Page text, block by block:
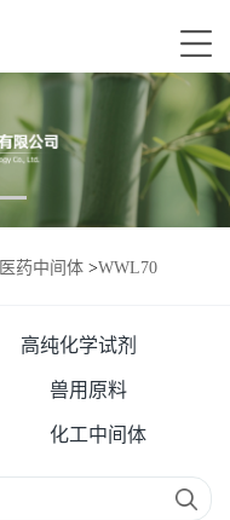
医药中间体 >WWL70
高纯化学试剂
兽用原料
化工中间体